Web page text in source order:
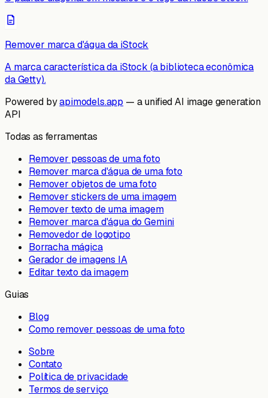
Remover marca d'água da iStock
A marca característica da iStock (a biblioteca econômica
da Getty).
Powered byapimodels.app — a unified AI image generation
API
Todas as ferramentas
Remover pessoas de uma foto
Remover marca d'água de uma foto
Remover objetos de uma foto
Remover stickers de uma imagem
Remover texto de uma imagem
Remover marca d'água do Gemini
Removedor de logotipo
Borracha mágica
Gerador de imagens IA
Editar texto da imagem
Guias
Blog
Como remover pessoas de uma foto
Sobre
Contato
Política de privacidade
Termos de serviço